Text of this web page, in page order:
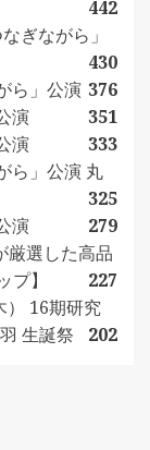
442
ぎながら」
430
ら」公演 376
演
351
演
333
ら」公演 丸
325
演
279
厳選した高品
】
227
） 16期研究
生誕祭
202